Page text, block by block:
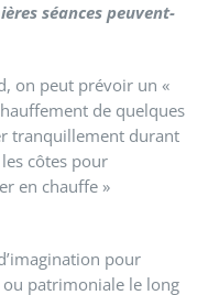
séances peuvent-
on peut prévoir un «
de quelques
tranquillement durant
côtes pour
en chauffe »
pour
patrimoniale le long